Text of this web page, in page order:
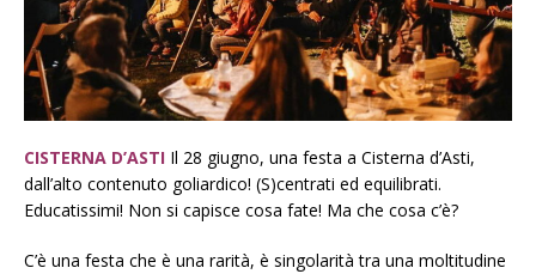
CISTERNA D’ASTI Il 28 giugno, una festa a Cisterna d’Asti,
dall’alto contenuto goliardico! (S)centrati ed equilibrati.
Educatissimi! Non si capisce cosa fate! Ma che cosa c’è?
C’è una festa che è una rarità, è singolarità tra una moltitudine